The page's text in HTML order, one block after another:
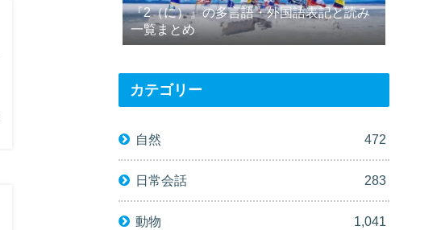
『2（に）』の多言語・外国語表記と読み
一覧まとめ
カテゴリー
自然 472
日常会話 283
動物 1,041